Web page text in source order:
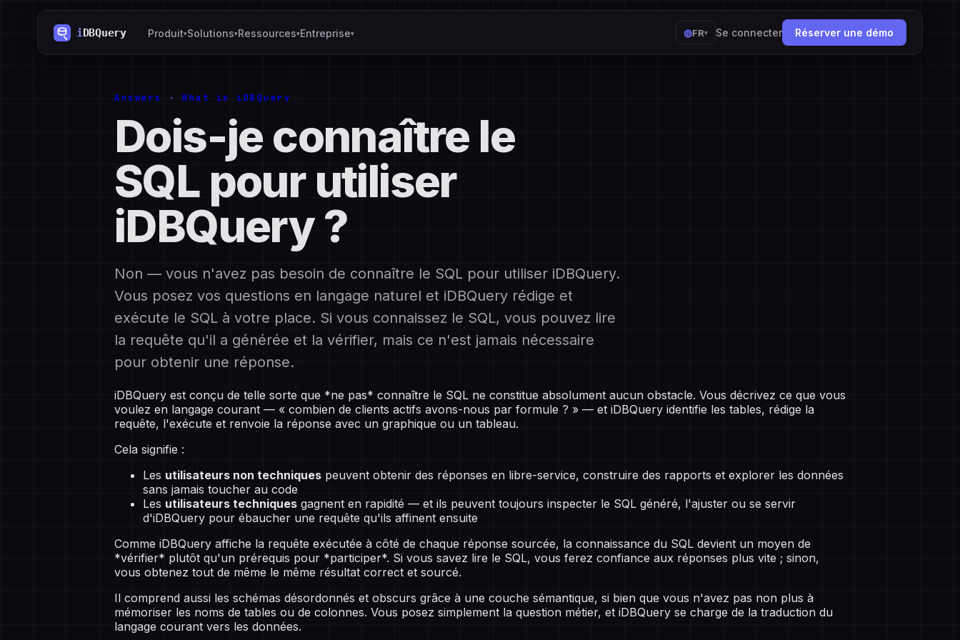
Produit▾Solutions▾Ressources▾Entreprise▾ ◍FR▾ Se connecter Réserver une démo
Answers · What is iDBQuery
Dois-je connaître le
SQL pour utiliser
iDBQuery ?
Non — vous n'avez pas besoin de connaître le SQL pour utiliser iDBQuery.
Vous posez vos questions en langage naturel et iDBQuery rédige et
exécute le SQL à votre place. Si vous connaissez le SQL, vous pouvez lire
la requête qu'il a générée et la vérifier, mais ce n'est jamais nécessaire
pour obtenir une réponse.
iDBQuery est conçu de telle sorte que *ne pas* connaître le SQL ne constitue absolument aucun obstacle. Vous décrivez ce que vous
voulez en langage courant — « combien de clients actifs avons-nous par formule ? » — et iDBQuery identifie les tables, rédige la
requête, l'exécute et renvoie la réponse avec un graphique ou un tableau.
Cela signifie :
Les utilisateurs non techniques peuvent obtenir des réponses en libre-service, construire des rapports et explorer les données
sans jamais toucher au code
Les utilisateurs techniques gagnent en rapidité — et ils peuvent toujours inspecter le SQL généré, l'ajuster ou se servir
d'iDBQuery pour ébaucher une requête qu'ils affinent ensuite
Comme iDBQuery affiche la requête exécutée à côté de chaque réponse sourcée, la connaissance du SQL devient un moyen de
*vérifier* plutôt qu'un prérequis pour *participer*. Si vous savez lire le SQL, vous ferez confiance aux réponses plus vite ; sinon,
vous obtenez tout de même le même résultat correct et sourcé.
Il comprend aussi les schémas désordonnés et obscurs grâce à une couche sémantique, si bien que vous n'avez pas non plus à
mémoriser les noms de tables ou de colonnes. Vous posez simplement la question métier, et iDBQuery se charge de la traduction du
langage courant vers les données.